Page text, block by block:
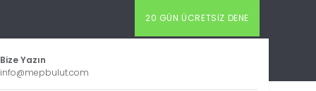
20 GÜN ÜCRETSIZ DENE
Bize Yazın
info@mepbulut.com